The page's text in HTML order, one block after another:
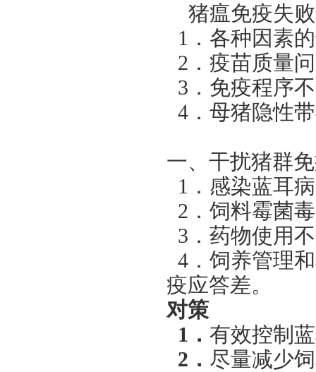
猪瘟免疫失
1 ．各种因素
2 ．疫苗质量
3 ．免疫程序
4 ．母猪隐性
一、干扰猪群
1 ．感染蓝耳
2 ．饲料霉菌
3 ．药物使用
4 ．饲养管理
疫应答差。
对策
1 ． 有效控制
2 ． 尽量减少